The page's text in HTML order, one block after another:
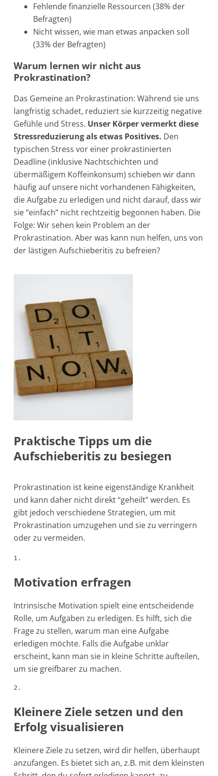
Fehlende finanzielle Ressourcen (38% der
Befragten)
Nicht wissen, wie man etwas anpacken soll
(33% der Befragten)
Warum lernen wir nicht aus
Prokrastination?
Das Gemeine an Prokrastination: Während sie uns
langfristig schadet, reduziert sie kurzzeitig negative
Gefühle und Stress. Unser Körper vermerkt diese
Stressreduzierung als etwas Positives. Den
typischen Stress vor einer prokrastinierten
Deadline (inklusive Nachtschichten und
übermäßigem Koffeinkonsum) schieben wir dann
häufig auf unsere nicht vorhandenen Fähigkeiten,
die Aufgabe zu erledigen und nicht darauf, dass wir
sie “einfach” nicht rechtzeitig begonnen haben. Die
Folge: Wir sehen kein Problem an der
Prokrastination. Aber was kann nun helfen, uns von
der lästigen Aufschieberitis zu befreien?
Praktische Tipps um die
Aufschieberitis zu besiegen
Prokrastination ist keine eigenständige Krankheit
und kann daher nicht direkt “geheilt” werden. Es
gibt jedoch verschiedene Strategien, um mit
Prokrastination umzugehen und sie zu verringern
oder zu vermeiden.
1.
Motivation erfragen
Intrinsische Motivation spielt eine entscheidende
Rolle, um Aufgaben zu erledigen. Es hilft, sich die
Frage zu stellen, warum man eine Aufgabe
erledigen möchte. Falls die Aufgabe unklar
erscheint, kann man sie in kleine Schritte aufteilen,
um sie greifbarer zu machen.
2.
Kleinere Ziele setzen und den
Erfolg visualisieren
Kleinere Ziele zu setzen, wird dir helfen, überhaupt
anzufangen. Es bietet sich an, z.B. mit dem kleinsten